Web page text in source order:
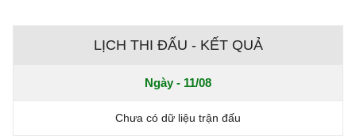
LỊCH THI ĐẤU - KẾT QUẢ
Ngày - 11/08
Chưa có dữ liệu trận đấu